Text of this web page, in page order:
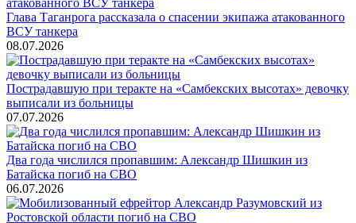
Глава Таганрога рассказала о спасении экипажа атакованного
ВСУ танкера
08.07.2026
Пострадавшую при теракте на «Самбекских высотах» девочку
выписали из больницы
07.07.2026
Два года числился пропавшим: Александр Шишкин из
Батайска погиб на СВО
06.07.2026